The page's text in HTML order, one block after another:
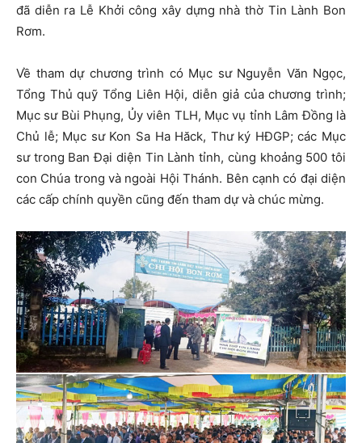
đã diễn ra Lễ Khởi công xây dựng nhà thờ Tin Lành Bon
Rơm.
Về tham dự chương trình có Mục sư Nguyễn Văn Ngọc,
Tổng Thủ quỹ Tổng Liên Hội, diễn giả của chương trình;
Mục sư Bùi Phụng, Ủy viên TLH, Mục vụ tỉnh Lâm Đồng là
Chủ lễ; Mục sư Kon Sa Ha Hăck, Thư ký HĐGP; các Mục
sư trong Ban Đại diện Tin Lành tỉnh, cùng khoảng 500 tôi
con Chúa trong và ngoài Hội Thánh. Bên cạnh có đại diện
các cấp chính quyền cũng đến tham dự và chúc mừng.